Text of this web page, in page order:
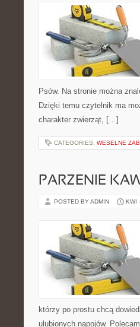
Psów. Na stronie można
Dzięki temu czytelnik ma
charakter zwierząt, […]
CATEGORIES: WESELNE
PARZENIE
POSTED BY ADMIN KWI
którzy po prostu chcą
ulubionych napojów.